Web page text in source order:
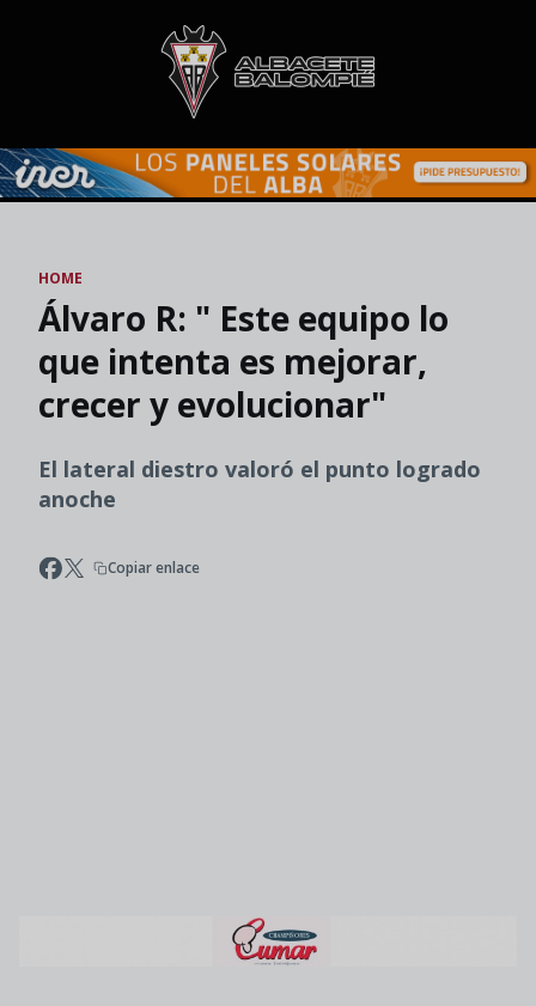
Skip to main content
HOME
Álvaro R: " Este equipo lo
que intenta es mejorar,
crecer y evolucionar"
El lateral diestro valoró el punto logrado
anoche
Copiar enlace